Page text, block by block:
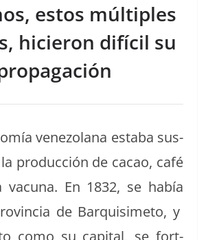
estos múltiples
hicieron difícil su
vene­zolana esta­ba sus­
pro­duc­ción de cacao, café
vac­u­na. En 1832, se había
de Bar­quisime­to, y